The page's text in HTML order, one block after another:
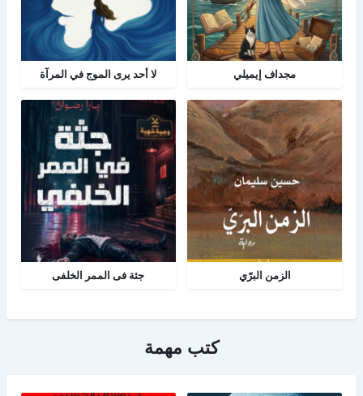
مجداف إيميلي لا أحد يرى الموج في المرآة
الزمن البرّي جثة فى الممر الخلفى
كتب مهمة